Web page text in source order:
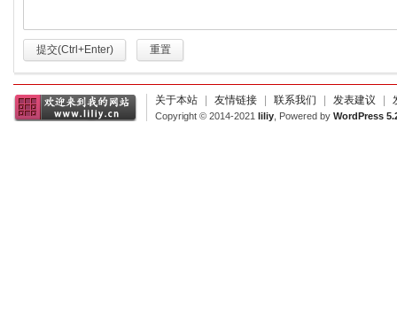
提交(Ctrl+Enter) 重置
关于本站 | 友情链接 | 联系我们 | 发表建议 |
Copyright © 2014-2021 liliy , Powered by WordPress